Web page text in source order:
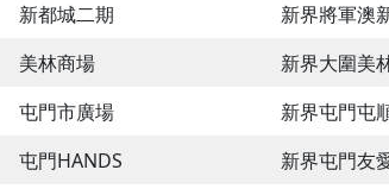
新都城二期
新界將軍澳
美林商場
新界大圍美
屯門市廣場
新界屯門屯
屯門HANDS
新界屯門友